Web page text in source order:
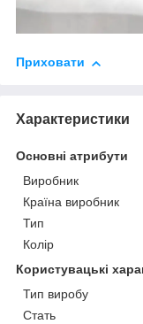
Приховати
Характеристики
Основні атрибути
Виробник
Країна виробник
Тип
Колір
Користувацькі
Тип виробу
Стать